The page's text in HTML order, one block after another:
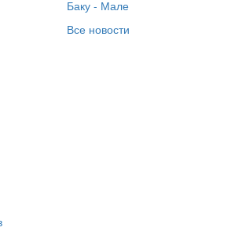
Баку - Мале
Все новости